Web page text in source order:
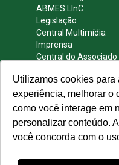
Utilizamos cookies para
experiência, melhorar o
como você interage em
personalizar conteúdo.
você concorda com o
ABMES LInC
Legislação
Central Multimídia
Imprensa
Central do Associado